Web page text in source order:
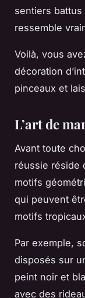
sentiers
ressemble
Voilà, vous
décoration
pinceaux et
L’art de
Avant toute
réussie réside
motifs
qui peuvent
motifs
Par exemple,
disposés sur
peint noir et
avec des